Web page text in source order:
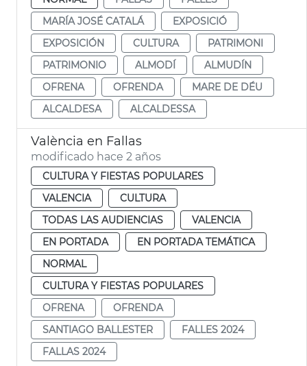
MARÍA JOSÉ CATALÁ
EXPOSICIÓ
EXPOSICIÓN
CULTURA
PATRIMONI
PATRIMONIO
ALMODÍ
ALMUDÍN
OFRENA
OFRENDA
MARE DE DÉU
ALCALDESA
ALCALDESSA
València en Fallas
modificado hace 2 años
CULTURA Y FIESTAS POPULARES
VALENCIA
CULTURA
TODAS LAS AUDIENCIAS
VALENCIA
EN PORTADA
EN PORTADA TEMÁTICA
NORMAL
CULTURA Y FIESTAS POPULARES
OFRENA
OFRENDA
SANTIAGO BALLESTER
FALLES 2024
FALLAS 2024